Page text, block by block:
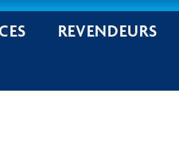
REVENDEURS